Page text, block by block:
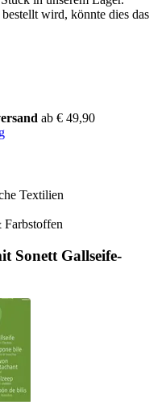
wird, könnte dies das
ab € 49,90
Textilien
Sonett Gallseife-